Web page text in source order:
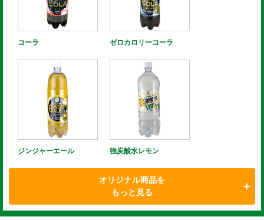
コーラ ゼロカロリーコーラ
ジンジャーエール 強炭酸水レモン
オリジナル商品を
もっと見る